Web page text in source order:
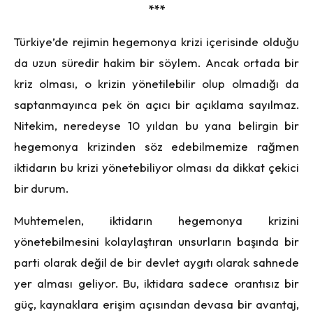
***
Türkiye’de rejimin hegemonya krizi içerisinde olduğu
da uzun süredir hakim bir söylem. Ancak ortada bir
kriz olması, o krizin yönetilebilir olup olmadığı da
saptanmayınca pek ön açıcı bir açıklama sayılmaz.
Nitekim, neredeyse 10 yıldan bu yana belirgin bir
hegemonya krizinden söz edebilmemize rağmen
iktidarın bu krizi yönetebiliyor olması da dikkat çekici
bir durum.
Muhtemelen, iktidarın hegemonya krizini
yönetebilmesini kolaylaştıran unsurların başında bir
parti olarak değil de bir devlet aygıtı olarak sahnede
yer alması geliyor. Bu, iktidara sadece orantısız bir
güç, kaynaklara erişim açısından devasa bir avantaj,